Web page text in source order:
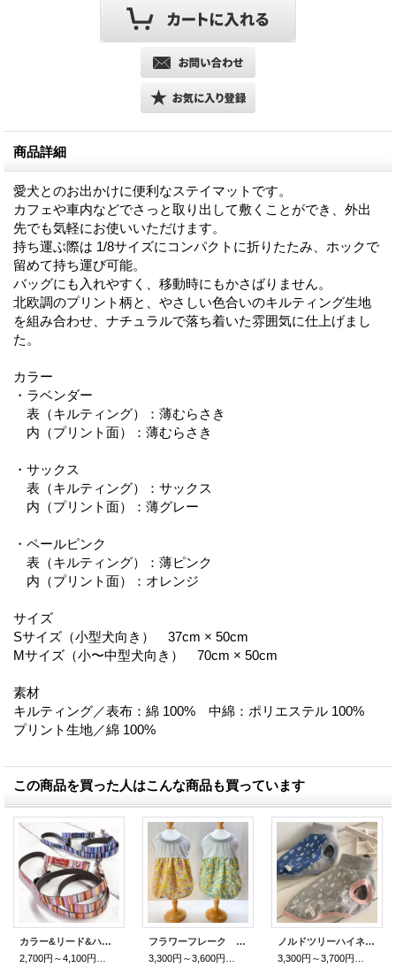
商品詳細
愛犬とのお出かけに便利なステイマットです。
カフェや車内などでさっと取り出して敷くことができ、外出
先でも気軽にお使いいただけます。
持ち運ぶ際は 1/8サイズにコンパクトに折りたたみ、ホックで
留めて持ち運び可能。
バッグにも入れやすく、移動時にもかさばりません。
北欧調のプリント柄と、やさしい色合いのキルティング生地
を組み合わせ、ナチュラルで落ち着いた雰囲気に仕上げまし
た。
カラー
・ラベンダー
表（キルティング）：薄むらさき
内（プリント面）：薄むらさき
・サックス
表（キルティング）：サックス
内（プリント面）：薄グレー
・ペールピンク
表（キルティング）：薄ピンク
内（プリント面）：オレンジ
サイズ
Sサイズ（小型犬向き） 37cm × 50cm
Mサイズ（小〜中型犬向き） 70cm × 50cm
素材
キルティング／表布：綿 100% 中綿：ポリエステル 100%
プリント生地／綿 100%
この商品を買った人はこんな商品も買っています
カラー&リード&ハーネス マルチカラーボーダー
フラワーフレーク バルーンワンピ
ノルドツリーハイネックT